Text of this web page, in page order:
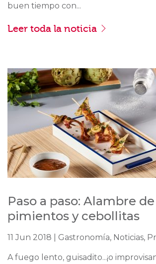
buen tiempo con...
Leer toda la noticia
Paso a paso: Alambre
pimientos y cebollitas
11 Jun 2018 | Gastronomía, Noticias,
A fuego lento, guisadito...¡o